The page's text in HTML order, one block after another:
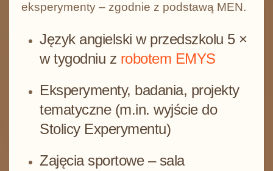
eksperymenty – zgodnie z podstawą MEN.
Język angielski w przedszkolu 5 ×
w tygodniu z robotem EMYS
Eksperymenty, badania, projekty
tematyczne (m.in. wyjście do
Stolicy Experymentu)
Zajęcia sportowe – sala